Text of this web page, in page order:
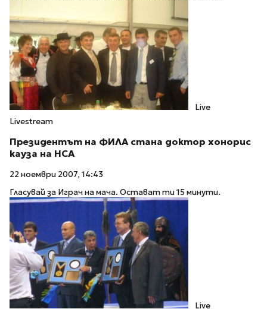
Live
Livestream
Президентът на ФИЛА стана доктор хонорис
кауза на НСА
22 ноември 2007, 14:43
Гласувай за Играч на мача. Остават ти 15 минути.
Live